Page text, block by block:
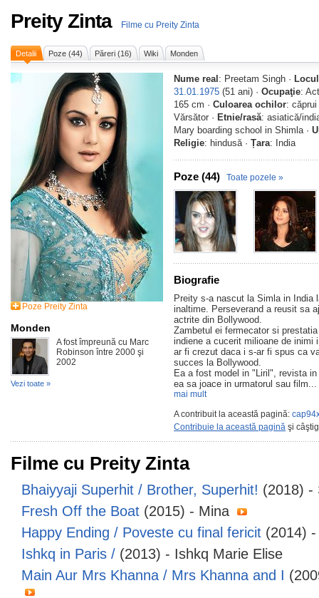
Preity Zinta Filme cu Preity Zinta
Detalii Poze (44) Păreri (16) Wiki Monden
Poze Preity Zinta
Monden
A fost împreună cu Marc
Robinson între 2000 şi
2002
Vezi toate »
Nume real : Preetam Singh ·
31.01.1975 (51 ani) · Ocupaţie:
165 cm · Culoarea ochilor:
Vărsător · Etnie/rasă: asiatică/
Mary boarding school in Shimla ·
Religie: hindusă · Țara: India
Poze (44) Toate pozele »
Biografie
Preity s-a nascut la Simla in India
inaltime. Perseverand a reusit sa
actrite din Bollywood.
Zambetul ei fermecator si
indiene a cucerit milioane de inimi
ar fi crezut daca i s-ar fi spus ca
succes la Bollywood.
Ea a fost model in "Liril", revista
ea sa joace in urmatorul sau film...
mai mult
A contribuit la această pagină:
Contribuie la această pagină şi
Filme cu Preity Zinta
Bhaiyyaji Superhit / Brother, Superhit! (2018) -
Fresh Off the Boat (2015) - Mina
Happy Ending / Poveste cu final fericit (2014)
Ishkq in Paris / (2013) - Ishkq Marie Elise
Main Aur Mrs Khanna / Mrs Khanna and I